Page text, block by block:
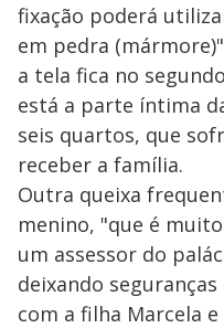
fixação poderá
em pedra
a tela fica no
está a parte íntima
seis quartos, que
receber a família.
Outra queixa
menino, "que é
um assessor do
deixando
com a filha Marcela